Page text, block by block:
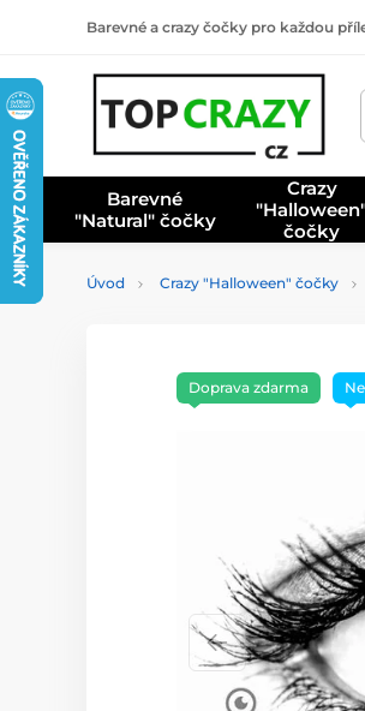
Barevné a crazy čočky pro každou
Barevné
"Natural" čočky
Crazy
čočky
Úvod Crazy "Halloween" čočky
Doprava zdarma